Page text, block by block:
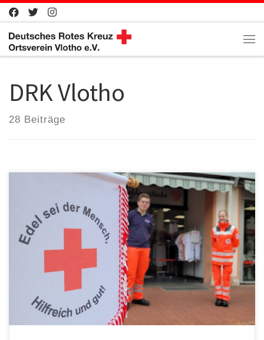
Zum Inhalt springen
DRK Vlotho
28 Beiträge